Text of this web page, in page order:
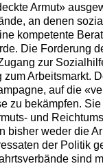
Armut»
an denen
kompetente
Die Forderung
zur
Arbeitsmarkt.
auf die
zu bekämpfen.
und
bisher weder die
der Politik
sind